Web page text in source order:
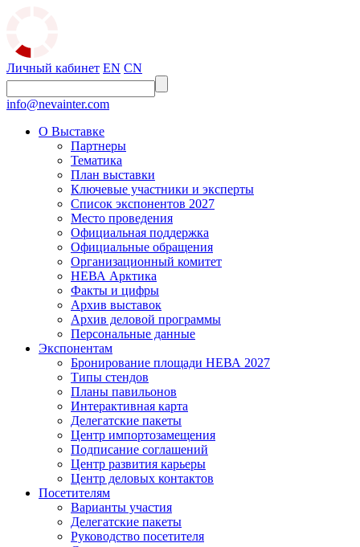
Личный кабинет EN CN
info@nevainter.com
О Выставке
Партнеры
Тематика
План выставки
Ключевые участники и эксперты
Список экспонентов 2027
Место проведения
Официальная поддержка
Официальные обращения
Организационный комитет
НЕВА Арктика
Факты и цифры
Архив выставок
Архив деловой программы
Персональные данные
Экспонентам
Бронирование площади НЕВА 2027
Типы стендов
Планы павильонов
Интерактивная карта
Делегатские пакеты
Центр импортозамещения
Подписание соглашений
Центр развития карьеры
Центр деловых контактов
Посетителям
Варианты участия
Делегатские пакеты
Руководство посетителя